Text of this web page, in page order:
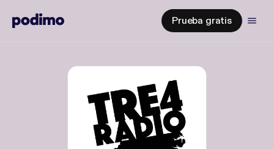
Prueba gratis